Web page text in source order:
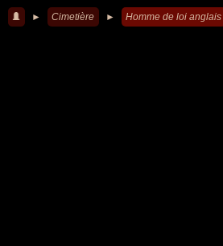
► Cimetière ► Homme de loi anglais